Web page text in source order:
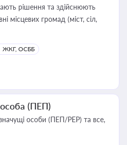
рішення та здійснюють
місцевих громад (міст, сіл,
ЖКГ, ОСББ
(ПЕП)
особи (ПЕП/PEP) та все,